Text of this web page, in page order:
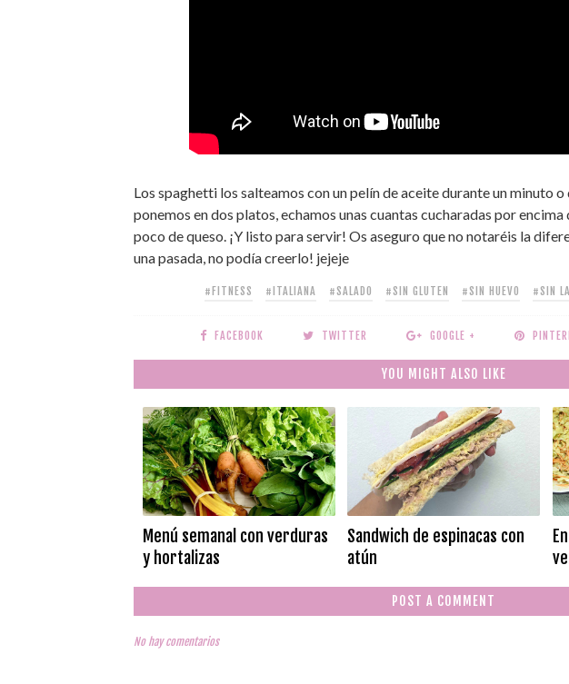
Los spaghetti los salteamos con un pelín de aceite durante un minuto o
ponemos en dos platos, echamos unas cuantas cucharadas por
poco de queso. ¡Y listo para servir! Os aseguro que no notaréis la
una pasada, no podía creerlo! jejeje
#FITNESS #ITALIANA #SALADO #SIN GLUTEN #SIN HUEVO #SIN
FACEBOOK TWITTER GOOGLE +
YOU MIGHT ALSO LIKE
Menú semanal con verduras
y hortalizas
Sandwich de espinacas con
atún
POST A COMMENT
No hay comentarios